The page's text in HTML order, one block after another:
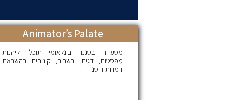
Animator’s Palate
מסעדה בסגנון בינלאומי תוכלו ליהנות
מפסטות, דגים, בשרים, קינוחים בהשראת
דמויות דיסני